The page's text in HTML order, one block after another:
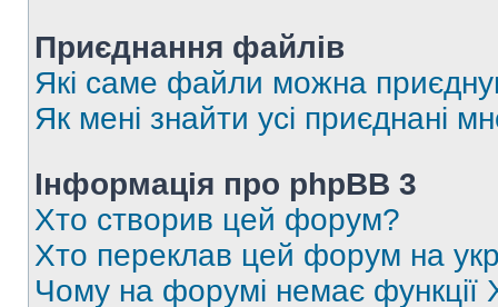
Приєднання файлів
Які саме файли можна
Як мені знайти усі приєднані
Інформація про phpBB 3
Хто створив цей форум?
Хто переклав цей форум на
Чому на форумі немає функції